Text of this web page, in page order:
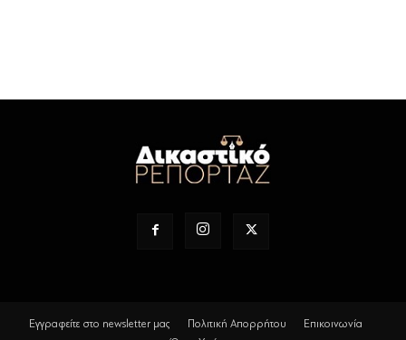
Εγγραφείτε στο newsletter μας Πολιτική Απορρήτου
Επικοινωνία